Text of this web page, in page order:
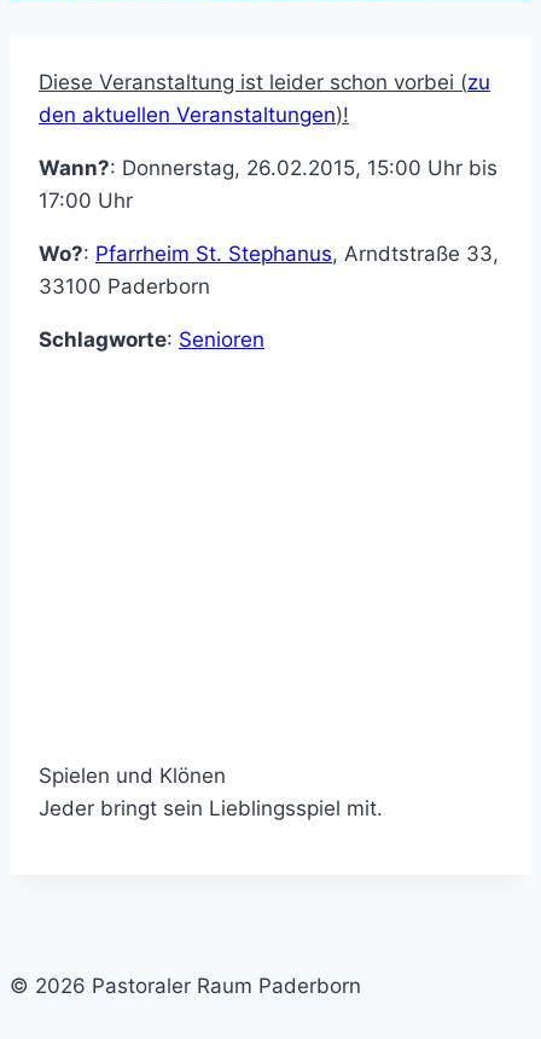
Diese Veranstaltung ist leider schon vorbei (zu
den aktuellen Veranstaltungen)!
Wann?: Donnerstag, 26.02.2015, 15:00 Uhr bis
17:00 Uhr
Wo?: Pfarrheim St. Stephanus, Arndtstraße 33,
33100 Paderborn
Schlagworte: Senioren
Spielen und Klönen
Jeder bringt sein Lieblingsspiel mit.
© 2026 Pastoraler Raum Paderborn